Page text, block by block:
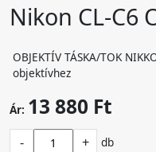
Nikon CL-C6
OBJEKTÍV TÁSKA/TOK
objektívhez
Ár: 13 880 Ft
- + db